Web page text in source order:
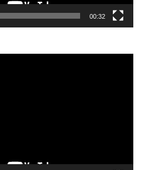
00:32